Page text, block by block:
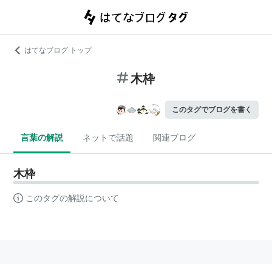
はてなブログ トップ
木枠
このタグでブログを書く
言葉の解説 ネットで話題 関連ブログ
木枠
このタグの解説について